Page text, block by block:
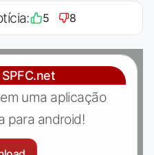
5 8
uma aplicação
para android!